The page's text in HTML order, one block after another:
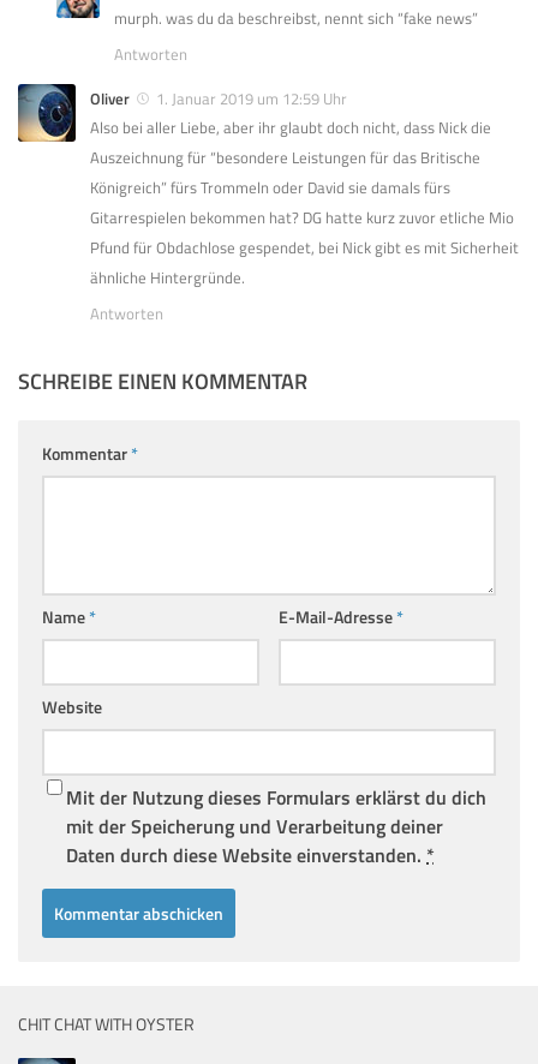
murph. was du da beschreibst, nennt sich “fake news”
Antworten
Oliver
1. Januar 2019 um 12:59 Uhr
Also bei aller Liebe, aber ihr glaubt doch nicht, dass Nick die
Auszeichnung für “besondere Leistungen für das Britische
Königreich” fürs Trommeln oder David sie damals fürs
Gitarrespielen bekommen hat? DG hatte kurz zuvor etliche Mio
Pfund für Obdachlose gespendet, bei Nick gibt es mit Sicherheit
ähnliche Hintergründe.
Antworten
SCHREIBE EINEN KOMMENTAR
Kommentar*
Name* E-Mail-Adresse*
Website
Mit der Nutzung dieses Formulars erklärst du dich
mit der Speicherung und Verarbeitung deiner
Daten durch diese Website einverstanden. *
CHIT CHAT WITH OYSTER